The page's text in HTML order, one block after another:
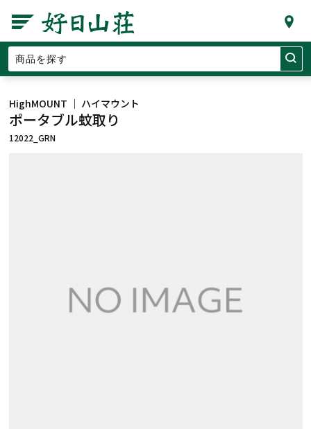
HighMOUNT ｜ ハイマウント
ポータブル蚊取り
12022_GRN